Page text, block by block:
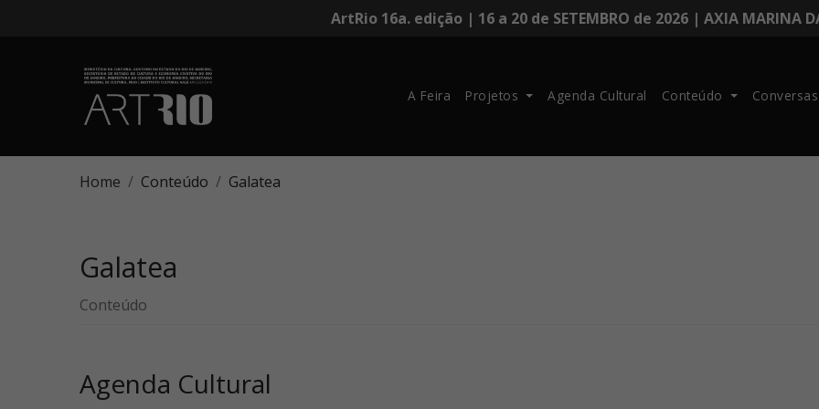
ArtRio 16a. edição | 16 a 20 de SETEMBRO de 2026 | AXIA MARINA
A Feira Projetos Agenda Cultural Conteúdo Conversas
Home Conteúdo Galatea
Galatea
Conteúdo
Agenda Cultural